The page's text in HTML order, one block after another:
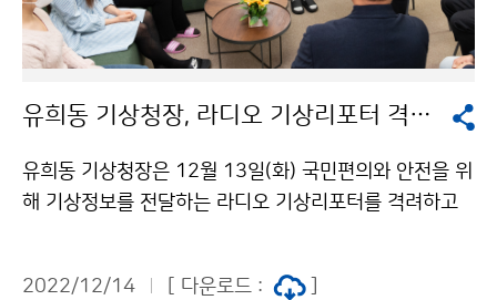
유희동 기상청장, 라디오 기상리포터 격려 간담회
유희동 기상청장은 12월 13일(화) 국민편의와 안전을 위
해 기상정보를 전달하는 라디오 기상리포터를 격려하고
2022/12/14
[ 다운로드 :